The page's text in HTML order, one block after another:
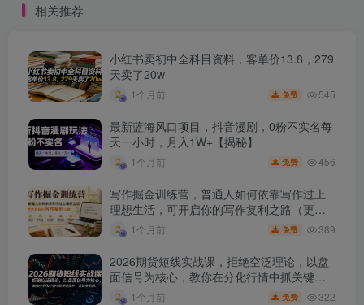
相关推荐
小红书卖初中全科目资料，客单价13.8，279
天卖了20w
1个月前 免费 545
最新蓝海风口项目，抖音漫剧，0粉不实名每
天一小时，月入1W+【揭秘】
1个月前 免费 456
写作掘金训练营，普通人如何依靠写作过上
理想生活，可开启你的写作复利之路（更新6
月） 1个月前 免费 389
2026期货短线实战课，拒绝空泛理论，以盘
面信号为核心，教你在分化行情中抓关键品
种、避诱多陷阱
1个月前 免费 322